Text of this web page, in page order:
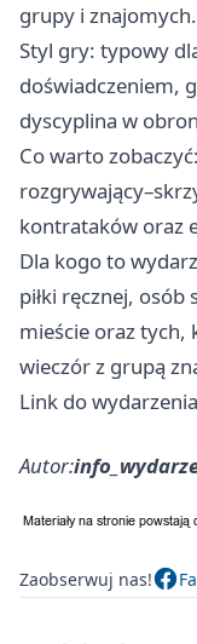
grupy i znajomych.
Styl gry: typowy
doświadczeniem,
dyscyplina w
Co warto
kontrataków oraz
Dla kogo to
piłki ręcznej,
mieście oraz tych,
wieczór z grupą
Link do
Autor:
Zaobserwuj nas!